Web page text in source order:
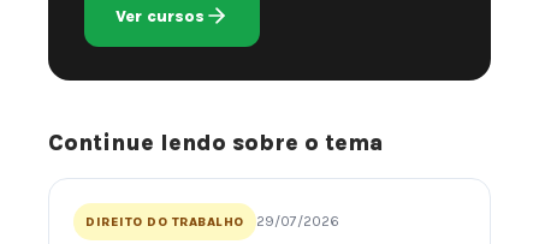
Ver cursos
Continue lendo sobre o tema
DIREITO DO TRABALHO 29/07/2026